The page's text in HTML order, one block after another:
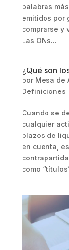
palabras
emitidos por
comprarse y
Las ONs...
¿Qué son
por Mesa de
Definiciones
Cuando se
cualquier
plazos de
en cuenta,
como